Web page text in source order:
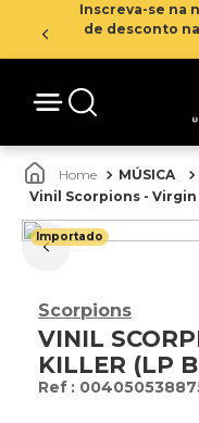
Inscreva-se na
de desconto
MÚSICA
Vinil Scorpions -
Importado
Scorpions
VINIL
KILLER (LP
: